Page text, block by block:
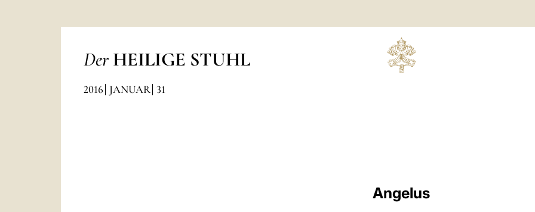
Der HEILIGE STUHL
2016 JANUAR 31
Angelus